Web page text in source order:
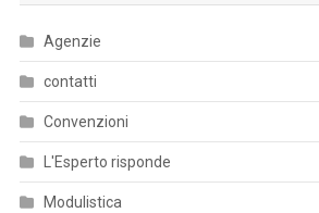
Agenzie
contatti
Convenzioni
L'Esperto risponde
Modulistica